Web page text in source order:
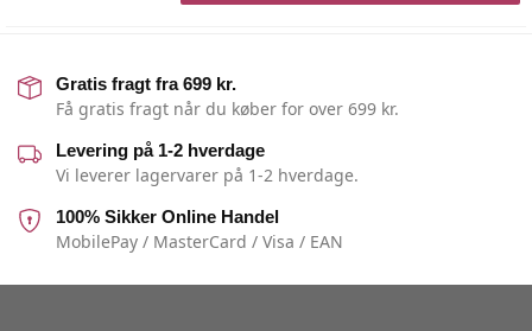
Gratis fragt fra 699 kr.
Få gratis fragt når du køber for over 699 kr.
Levering på 1-2 hverdage
Vi leverer lagervarer på 1-2 hverdage.
100% Sikker Online Handel
MobilePay / MasterCard / Visa / EAN